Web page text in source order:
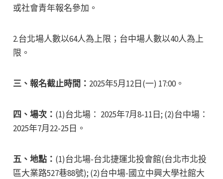
或社會青年報名參加。
​​2.台北場人數以64人為上限；台中場人數以40人為上
限。
三、報名截止時間： 2025年5月12日(一) 17:00。
四、場次： (1)台北場： 2025年7月8-11日; (2)台中場：
2025年7月22-25日。
五、地點： (1)台北場-台北捷運北投會館(台北市北投
區大業路527巷88號); (2)台中場-國立中興大學社館大